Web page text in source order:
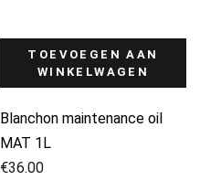
TOEVOEGEN AAN
WINKELWAGEN
Blanchon maintenance oil
MAT 1L
€36.00